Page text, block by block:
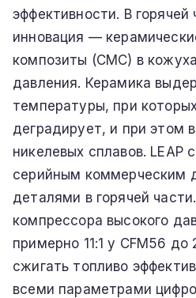
эффективности. В горячей
инновация —
композиты (CMC) в
давления. Керамика
температуры, при
деградирует, и при этом
никелевых сплавов. LEAP
серийным коммерческим
деталями в горячей
компрессора высокого
примерно 11:1 у CFM56 до
сжигать топливо
всеми параметрами